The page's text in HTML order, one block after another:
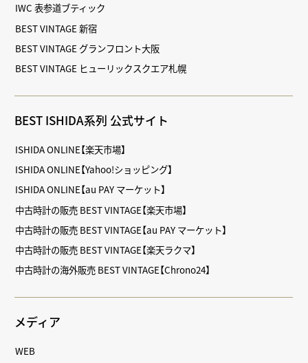
IWC 表参道ブティック
BEST VINTAGE 新宿
BEST VINTAGE グランフロント大阪
BEST VINTAGE ヒューリックスクエア札幌
BEST ISHIDA系列 公式サイト
ISHIDA ONLINE【楽天市場】
ISHIDA ONLINE【Yahoo!ショッピング】
ISHIDA ONLINE【au PAY マーケット】
中古時計の販売 BEST VINTAGE【楽天市場】
中古時計の販売 BEST VINTAGE【au PAY マーケット】
中古時計の販売 BEST VINTAGE【楽天ラクマ】
中古時計の海外販売 BEST VINTAGE【Chrono24】
メディア
WEB